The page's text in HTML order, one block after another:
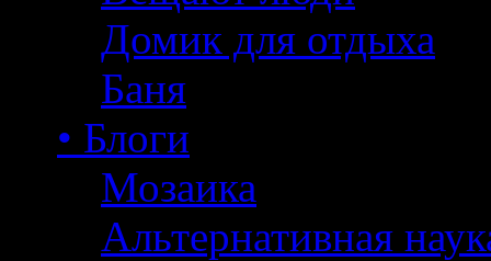
Домик для отдыха
Баня
• Блоги
Мозаика
Альтернативная